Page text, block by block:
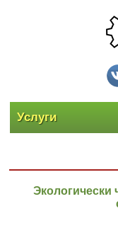
Услуги
Экологически